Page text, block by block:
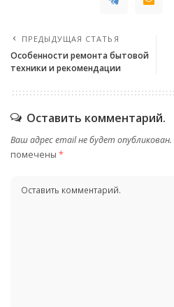
ПРЕДЫДУЩАЯ СТАТЬЯ
Особенности ремонта бытовой
техники и рекомендации
Оставить комментарий.
Ваш адрес email не будет опубликован.
помечены *